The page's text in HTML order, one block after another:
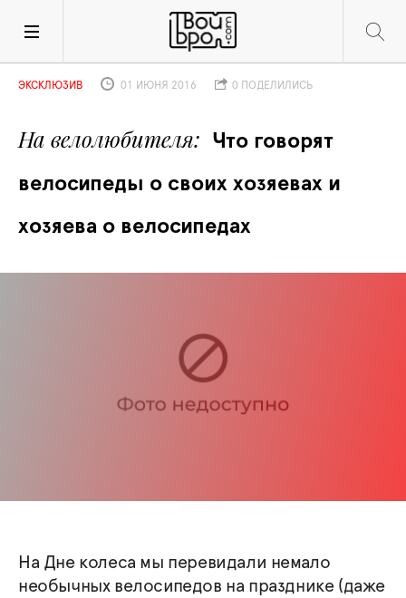
На велолюбителя
Что говорят
велосипеды о своих хозяевах и
хозяева о велосипедах
ЭКСКЛЮЗИВ 01 ИЮНЯ 2016 0 ПОДЕЛИЛИСЬ
На Дне колеса мы перевидали немало
необычных велосипедов на празднике (даже